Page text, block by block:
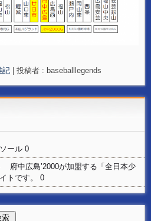
記 投稿者 : baseballlegends
ール 0
府中広島’2000が加盟する「全日本少
トです。 0